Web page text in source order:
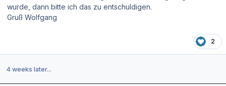
wurde, dann bitte ich das zu entschuldigen.
Gruß Wolfgang
2
4 weeks later...